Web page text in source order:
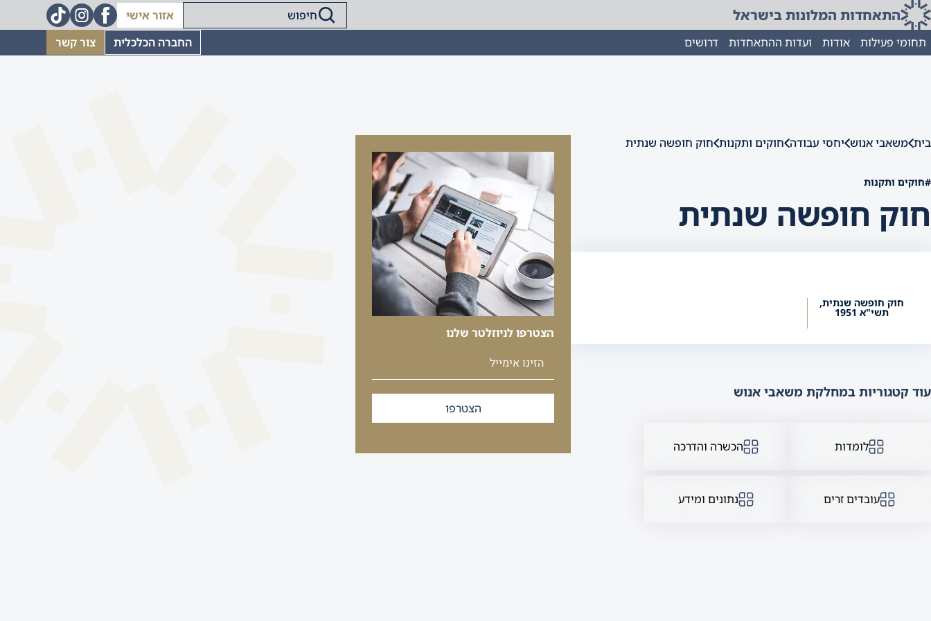
התאחדות המלונות בישראל
אזור אישי
תחומי פעילות
אודות ועדות ההתאחדות דרושים החברה הכלכלית צור קשר
בית משאבי אנוש יחסי עבודה חוקים ותקנות חוק חופשה שנתית
#חוקים ותקנות
חוק חופשה שנתית
חוק חופשה שנתית,
תשי"א 1951
עוד קטגוריות במחלקת משאבי אנוש
לומדות הכשרה והדרכה
עובדים זרים נתונים ומידע
הצטרפו לניוזלטר שלנו
הצטרפו